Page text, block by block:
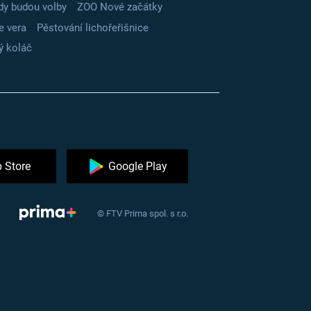
budou volby
ZOO Nové začátky
vera
Pěstování lichořeřišnice
koláč
Store Google Play
© FTV Prima spol. s r.o.